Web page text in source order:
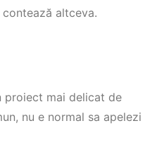
altceva.
mai delicat de
nu e normal sa apelezi